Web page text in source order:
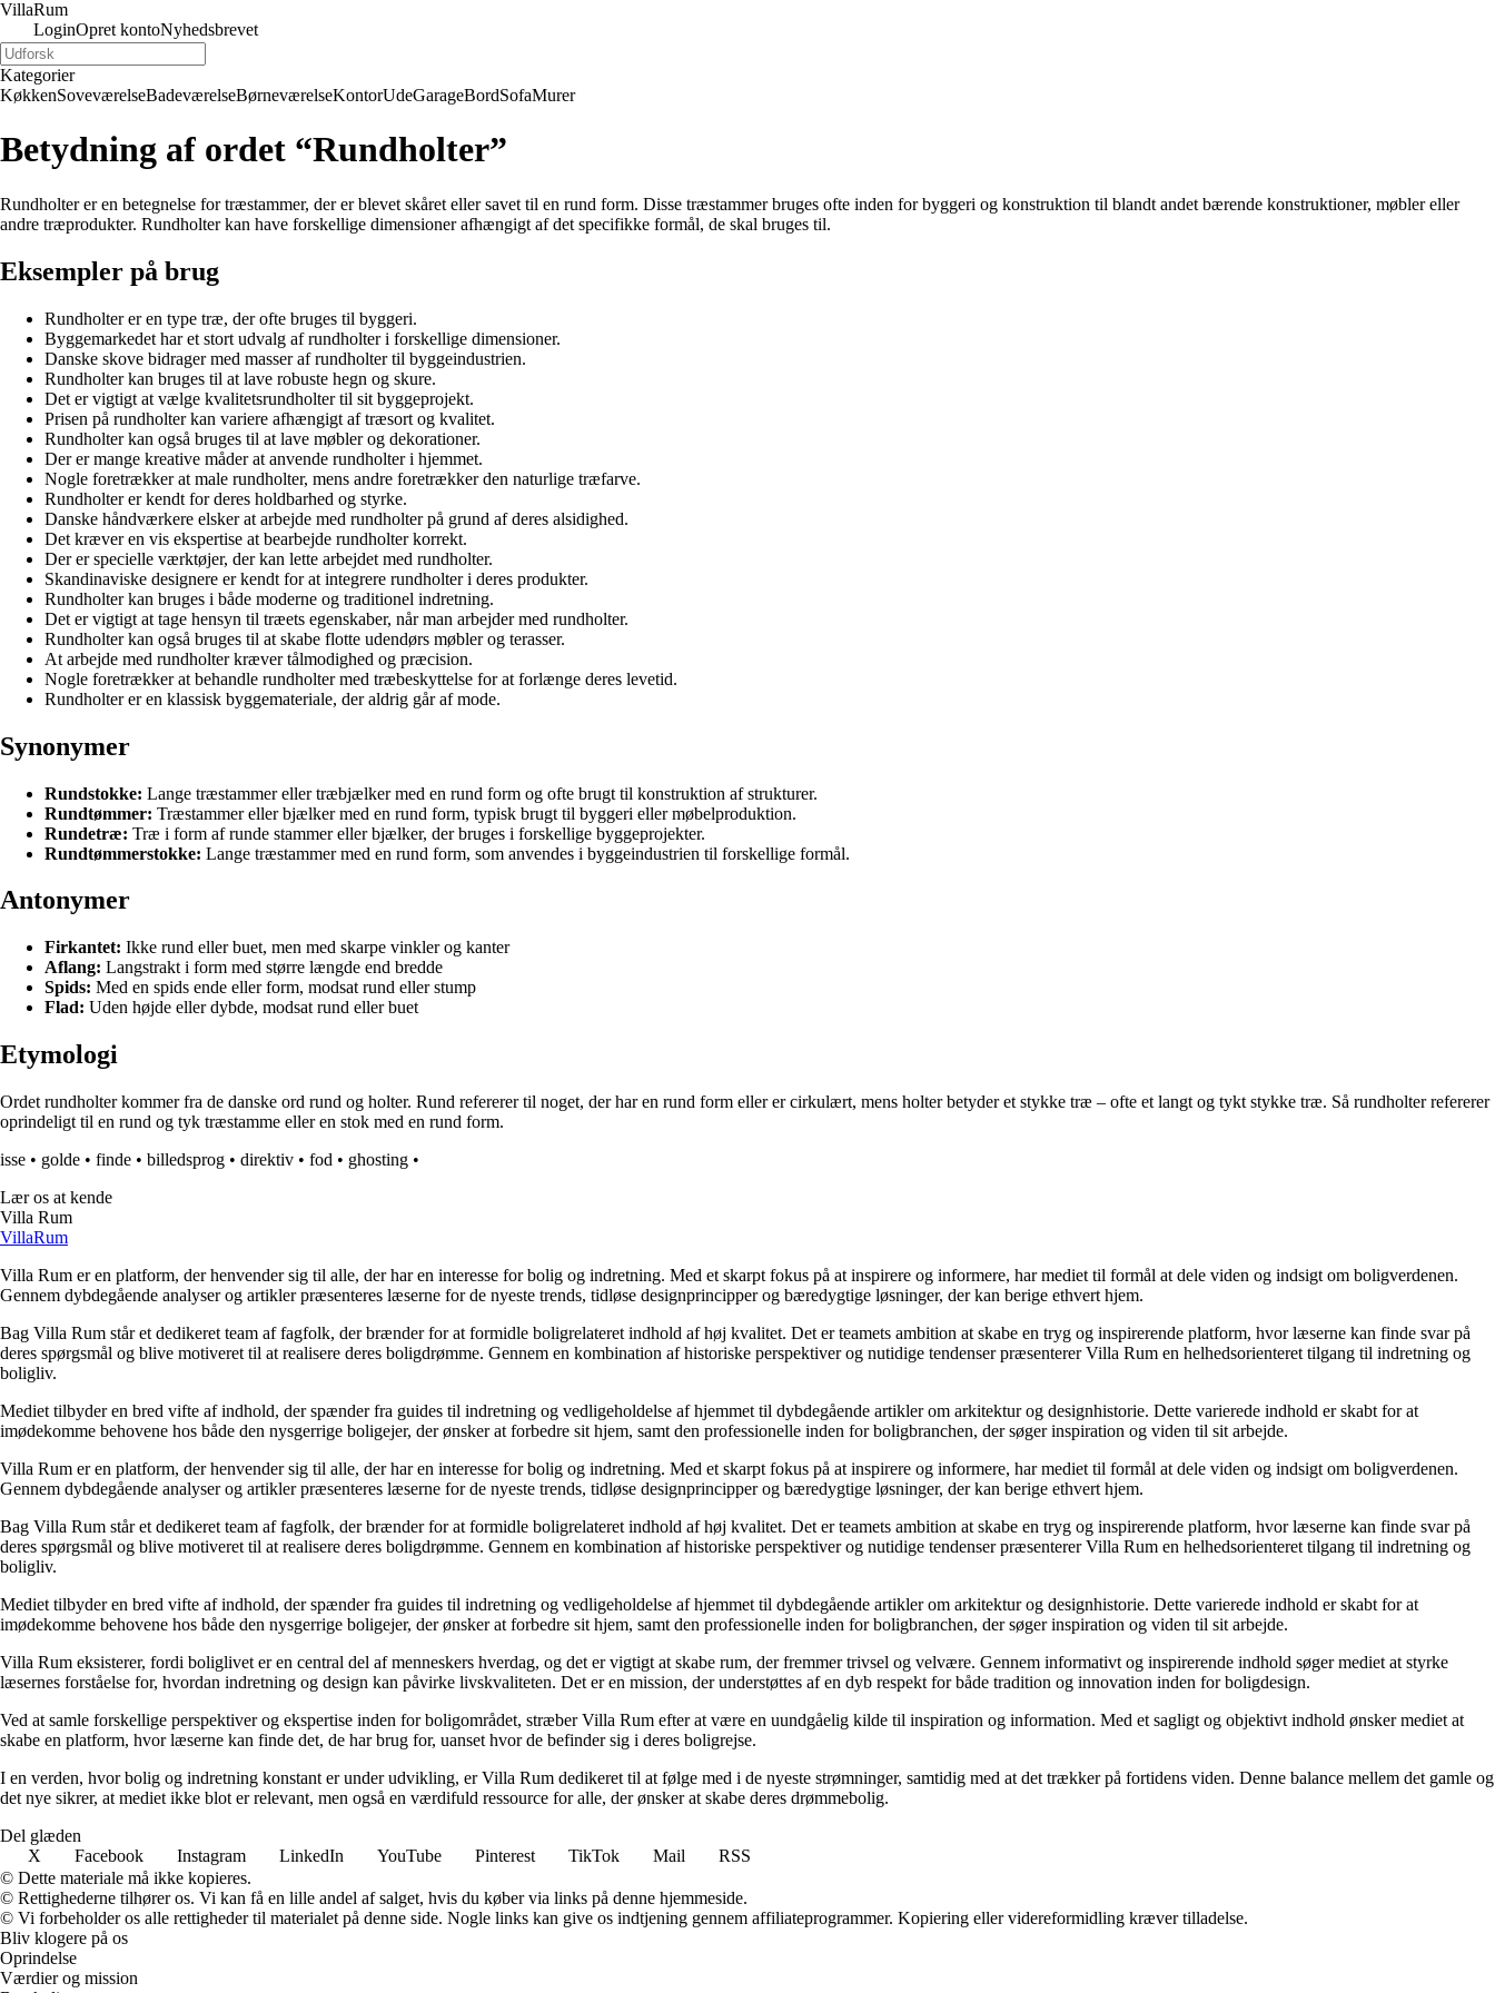
VillaRum
LoginOpret kontoNyhedsbrevet
Kategorier
KøkkenSoveværelseBadeværelseBørneværelseKontorUdeGarageBordSofaMurer
Betydning af ordet “Rundholter”
Rundholter er en betegnelse for træstammer, der er blevet skåret eller savet til en rund form. Disse træstammer bruges ofte inden for byggeri og konstruktion til blandt andet bærende konstruktioner, møbler eller
andre træprodukter. Rundholter kan have forskellige dimensioner afhængigt af det specifikke formål, de skal bruges til.
Eksempler på brug
Rundholter er en type træ, der ofte bruges til byggeri.
Byggemarkedet har et stort udvalg af rundholter i forskellige dimensioner.
Danske skove bidrager med masser af rundholter til byggeindustrien.
Rundholter kan bruges til at lave robuste hegn og skure.
Det er vigtigt at vælge kvalitetsrundholter til sit byggeprojekt.
Prisen på rundholter kan variere afhængigt af træsort og kvalitet.
Rundholter kan også bruges til at lave møbler og dekorationer.
Der er mange kreative måder at anvende rundholter i hjemmet.
Nogle foretrækker at male rundholter, mens andre foretrækker den naturlige træfarve.
Rundholter er kendt for deres holdbarhed og styrke.
Danske håndværkere elsker at arbejde med rundholter på grund af deres alsidighed.
Det kræver en vis ekspertise at bearbejde rundholter korrekt.
Der er specielle værktøjer, der kan lette arbejdet med rundholter.
Skandinaviske designere er kendt for at integrere rundholter i deres produkter.
Rundholter kan bruges i både moderne og traditionel indretning.
Det er vigtigt at tage hensyn til træets egenskaber, når man arbejder med rundholter.
Rundholter kan også bruges til at skabe flotte udendørs møbler og terasser.
At arbejde med rundholter kræver tålmodighed og præcision.
Nogle foretrækker at behandle rundholter med træbeskyttelse for at forlænge deres levetid.
Rundholter er en klassisk byggemateriale, der aldrig går af mode.
Synonymer
Rundstokke: Lange træstammer eller træbjælker med en rund form og ofte brugt til konstruktion af strukturer.
Rundtømmer: Træstammer eller bjælker med en rund form, typisk brugt til byggeri eller møbelproduktion.
Rundetræ: Træ i form af runde stammer eller bjælker, der bruges i forskellige byggeprojekter.
Rundtømmerstokke: Lange træstammer med en rund form, som anvendes i byggeindustrien til forskellige formål.
Antonymer
Firkantet: Ikke rund eller buet, men med skarpe vinkler og kanter
Aflang: Langstrakt i form med større længde end bredde
Spids: Med en spids ende eller form, modsat rund eller stump
Flad: Uden højde eller dybde, modsat rund eller buet
Etymologi
Ordet rundholter kommer fra de danske ord rund og holter. Rund refererer til noget, der har en rund form eller er cirkulært, mens holter betyder et stykke træ – ofte et langt og tykt stykke træ. Så rundholter refererer
oprindeligt til en rund og tyk træstamme eller en stok med en rund form.
isse • golde • finde • billedsprog • direktiv • fod • ghosting •
Lær os at kende
Villa Rum
VillaRum
Villa Rum er en platform, der henvender sig til alle, der har en interesse for bolig og indretning. Med et skarpt fokus på at inspirere og informere, har mediet til formål at dele viden og indsigt om boligverdenen.
Gennem dybdegående analyser og artikler præsenteres læserne for de nyeste trends, tidløse designprincipper og bæredygtige løsninger, der kan berige ethvert hjem.
Bag Villa Rum står et dedikeret team af fagfolk, der brænder for at formidle boligrelateret indhold af høj kvalitet. Det er teamets ambition at skabe en tryg og inspirerende platform, hvor læserne kan finde svar på
deres spørgsmål og blive motiveret til at realisere deres boligdrømme. Gennem en kombination af historiske perspektiver og nutidige tendenser præsenterer Villa Rum en helhedsorienteret tilgang til indretning og
boligliv.
Mediet tilbyder en bred vifte af indhold, der spænder fra guides til indretning og vedligeholdelse af hjemmet til dybdegående artikler om arkitektur og designhistorie. Dette varierede indhold er skabt for at
imødekomme behovene hos både den nysgerrige boligejer, der ønsker at forbedre sit hjem, samt den professionelle inden for boligbranchen, der søger inspiration og viden til sit arbejde.
Villa Rum er en platform, der henvender sig til alle, der har en interesse for bolig og indretning. Med et skarpt fokus på at inspirere og informere, har mediet til formål at dele viden og indsigt om boligverdenen.
Gennem dybdegående analyser og artikler præsenteres læserne for de nyeste trends, tidløse designprincipper og bæredygtige løsninger, der kan berige ethvert hjem.
Bag Villa Rum står et dedikeret team af fagfolk, der brænder for at formidle boligrelateret indhold af høj kvalitet. Det er teamets ambition at skabe en tryg og inspirerende platform, hvor læserne kan finde svar på
deres spørgsmål og blive motiveret til at realisere deres boligdrømme. Gennem en kombination af historiske perspektiver og nutidige tendenser præsenterer Villa Rum en helhedsorienteret tilgang til indretning og
boligliv.
Mediet tilbyder en bred vifte af indhold, der spænder fra guides til indretning og vedligeholdelse af hjemmet til dybdegående artikler om arkitektur og designhistorie. Dette varierede indhold er skabt for at
imødekomme behovene hos både den nysgerrige boligejer, der ønsker at forbedre sit hjem, samt den professionelle inden for boligbranchen, der søger inspiration og viden til sit arbejde.
Villa Rum eksisterer, fordi boliglivet er en central del af menneskers hverdag, og det er vigtigt at skabe rum, der fremmer trivsel og velvære. Gennem informativt og inspirerende indhold søger mediet at styrke
læsernes forståelse for, hvordan indretning og design kan påvirke livskvaliteten. Det er en mission, der understøttes af en dyb respekt for både tradition og innovation inden for boligdesign.
Ved at samle forskellige perspektiver og ekspertise inden for boligområdet, stræber Villa Rum efter at være en uundgåelig kilde til inspiration og information. Med et sagligt og objektivt indhold ønsker mediet at
skabe en platform, hvor læserne kan finde det, de har brug for, uanset hvor de befinder sig i deres boligrejse.
I en verden, hvor bolig og indretning konstant er under udvikling, er Villa Rum dedikeret til at følge med i de nyeste strømninger, samtidig med at det trækker på fortidens viden. Denne balance mellem det gamle og
det nye sikrer, at mediet ikke blot er relevant, men også en værdifuld ressource for alle, der ønsker at skabe deres drømmebolig.
Del glæden
X
Facebook Instagram LinkedIn YouTube Pinterest TikTok Mail
RSS
© Dette materiale må ikke kopieres.
© Rettighederne tilhører os. Vi kan få en lille andel af salget, hvis du køber via links på denne hjemmeside.
© Vi forbeholder os alle rettigheder til materialet på denne side. Nogle links kan give os indtjening gennem affiliateprogrammer. Kopiering eller videreformidling kræver tilladelse.
Bliv klogere på os
Oprindelse
Værdier og mission